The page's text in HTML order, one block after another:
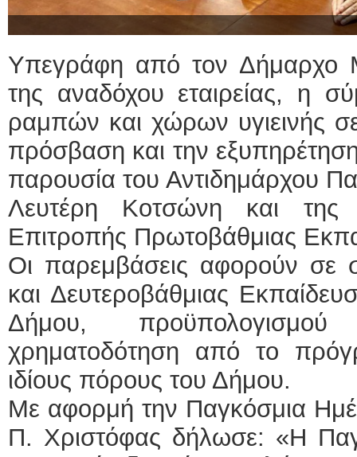
Υπεγράφη από τον Δήμαρχο
της αναδόχου εταιρείας, η
ραμπών και χώρων υγιεινής
πρόσβαση και την
παρουσία του Αντιδημάρχου
Λευτέρη Κοτσώνη και της
Επιτροπής Πρωτοβάθμιας
Οι παρεμβάσεις αφορούν σε
και Δευτεροβάθμιας
Δήμου,
χρηματοδότηση από το
ιδίους πόρους του Δήμου.
Με αφορμή την Παγκόσμια
Π. Χριστόφας δήλωσε: «Η